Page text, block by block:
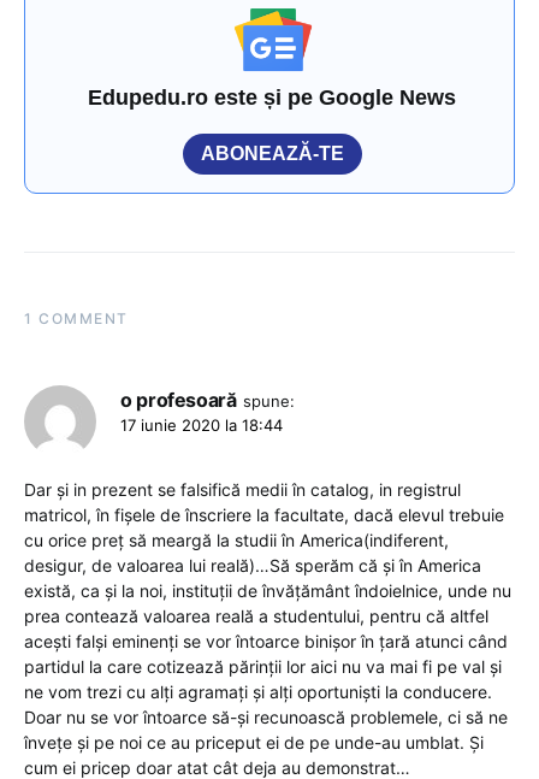
Edupedu.ro este și pe Google News
ABONEAZĂ-TE
1 COMMENT
o profesoară spune:
17 iunie 2020 la 18:44
Dar și in prezent se falsifică medii în catalog, in registrul
matricol, în fișele de înscriere la facultate, dacă elevul trebuie
cu orice preț să meargă la studii în America(indiferent,
desigur, de valoarea lui reală)…Să sperăm că și în America
există, ca și la noi, instituții de învățământ îndoielnice, unde nu
prea contează valoarea reală a studentului, pentru că altfel
acești falși eminenți se vor întoarce binișor în țară atunci când
partidul la care cotizează părinții lor aici nu va mai fi pe val și
ne vom trezi cu alți agramați și alți oportuniști la conducere.
Doar nu se vor întoarce să-și recunoască problemele, ci să ne
învețe și pe noi ce au priceput ei de pe unde-au umblat. Și
cum ei pricep doar atat cât deja au demonstrat…